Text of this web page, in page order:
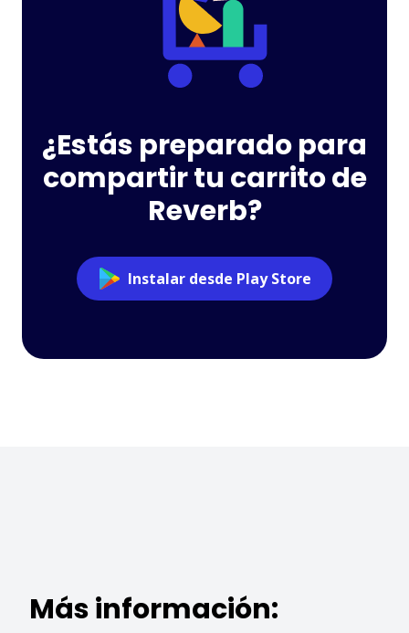
¿Estás preparado para
compartir tu carrito de
Reverb?
Instalar desde Play Store
Más información: